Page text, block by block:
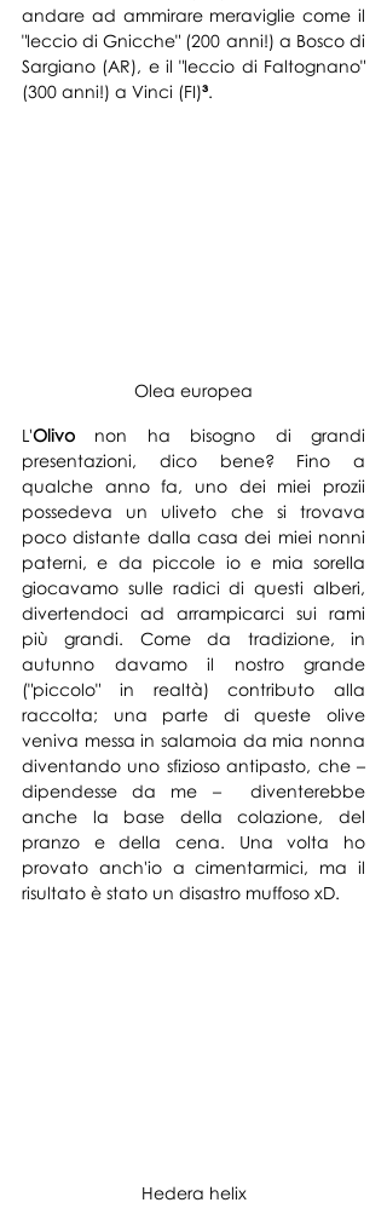
andare ad ammirare meraviglie come il
"leccio di Gnicche" (200 anni!) a Bosco di
Sargiano (AR), e il "leccio di Faltognano"
(300 anni!) a Vinci (FI)³.
Olea europea
L'Olivo non ha bisogno di grandi
presentazioni, dico bene? Fino a
qualche anno fa, uno dei miei prozii
possedeva un uliveto che si trovava
poco distante dalla casa dei miei nonni
paterni, e da piccole io e mia sorella
giocavamo sulle radici di questi alberi,
divertendoci ad arrampicarci sui rami
più grandi. Come da tradizione, in
autunno davamo il nostro grande
("piccolo" in realtà) contributo alla
raccolta; una parte di queste olive
veniva messa in salamoia da mia nonna
diventando uno sfizioso antipasto, che –
dipendesse da me –  diventerebbe
anche la base della colazione, del
pranzo e della cena. Una volta ho
provato anch'io a cimentarmici, ma il
risultato è stato un disastro muffoso xD.
Hedera helix